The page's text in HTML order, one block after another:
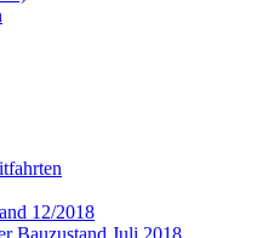
12/2018
Bauzustand Juli 2018